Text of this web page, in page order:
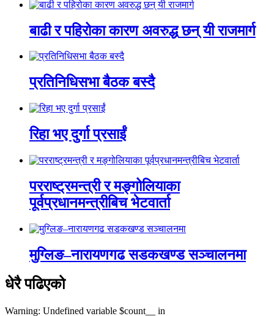
बाढी र पहिरोका कारण अवरुद्ध छन् यी राजमार्ग
प्रतिनिधिसभा बैठक बस्दै
रिहा भए दुर्गा प्रसाईं
परराष्ट्रमन्त्री र मङ्गोलियाका
पूर्वप्रधानमन्त्रीबिच भेटवार्ता
मुग्लिङ–नारायणगढ सडकखण्ड सञ्चालनमा
धेरै पढिएको
Warning: Undefined variable $count__ in